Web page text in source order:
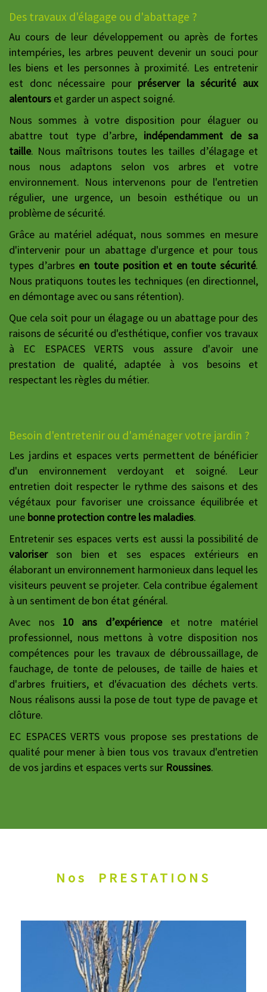
Des travaux d'élagage ou d'abattage ?
Au cours de leur développement ou après de fortes
intempéries, les arbres peuvent devenir un souci pour
les biens et les personnes à proximité. Les entretenir
est donc nécessaire pour préserver la sécurité aux
alentours et garder un aspect soigné.
Nous sommes à votre disposition pour élaguer ou
abattre tout type d’arbre, indépendamment de sa
taille. Nous maîtrisons toutes les tailles d’élagage et
nous nous adaptons selon vos arbres et votre
environnement. Nous intervenons pour de l'entretien
régulier, une urgence, un besoin esthétique ou un
problème de sécurité.
Grâce au matériel adéquat, nous sommes en mesure
d'intervenir pour un abattage d'urgence et pour tous
types d’arbres en toute position et en toute sécurité.
Nous pratiquons toutes les techniques (en directionnel,
en démontage avec ou sans rétention).
Que cela soit pour un élagage ou un abattage pour des
raisons de sécurité ou d'esthétique, confier vos travaux
à EC ESPACES VERTS vous assure d'avoir une
prestation de qualité, adaptée à vos besoins et
respectant les règles du métier.
Besoin d'entretenir ou d'aménager votre jardin ?
Les jardins et espaces verts permettent de bénéficier
d'un environnement verdoyant et soigné. Leur
entretien doit respecter le rythme des saisons et des
végétaux pour favoriser une croissance équilibrée et
une bonne protection contre les maladies.
Entretenir ses espaces verts est aussi la possibilité de
valoriserson bien et ses espaces extérieurs en
élaborant un environnement harmonieux dans lequel les
visiteurs peuvent se projeter. Cela contribue également
à un sentiment de bon état général.
Avec nos 10 ans d’expérienceet notre matériel
professionnel, nous mettons à votre disposition nos
compétences pour les travaux de débroussaillage, de
fauchage, de tonte de pelouses, de taille de haies et
d'arbres fruitiers, et d'évacuation des déchets verts.
Nous réalisons aussi la pose de tout type de pavage et
clôture.
EC ESPACES VERTS vous propose ses prestations de
qualité pour mener à bien tous vos travaux d'entretien
de vos jardins et espaces verts sur Roussines.
Nos PRESTATIONS